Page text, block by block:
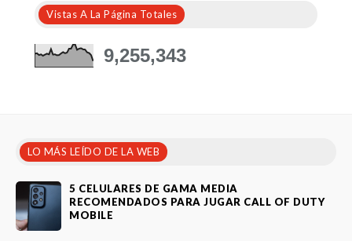
Vistas A La Página Totales
9,255,343
LO MÁS LEÍDO DE LA WEB
5 CELULARES DE GAMA MEDIA
RECOMENDADOS PARA JUGAR CALL OF DUTY
MOBILE